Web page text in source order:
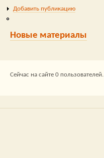
Добавить публикацию
Новые материалы
Сейчас на сайте 0 пользователей.